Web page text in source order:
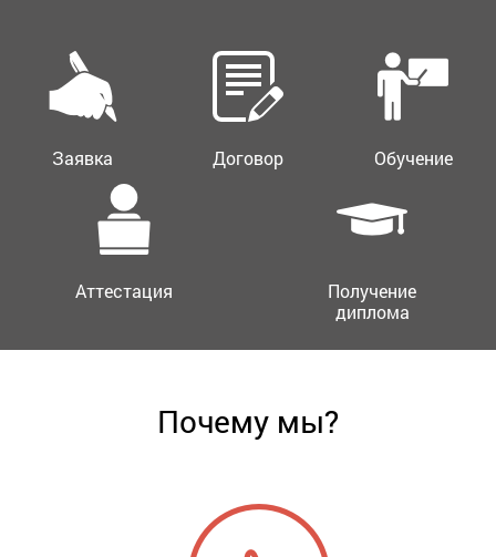
Заявка Договор Обучение
Аттестация
Получение
диплома
Почему мы?